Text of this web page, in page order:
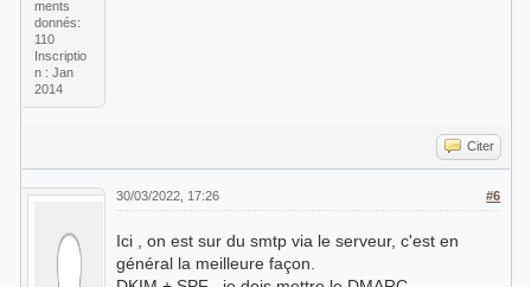
ments
donnés:
110
Inscriptio
n : Jan
2014
Citer
#6
30/03/2022, 17:26
Ici , on est sur du smtp via le serveur, c'est en
général la meilleure façon.